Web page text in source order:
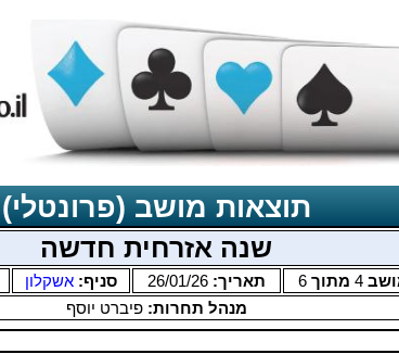
תוצאות מושב (פרונטלי)
שנה אזרחית חדשה
4 מתוך6 תאריך: 26/01/26 סניף: אשקלון
מנהל תחרות:פיברט יוסף